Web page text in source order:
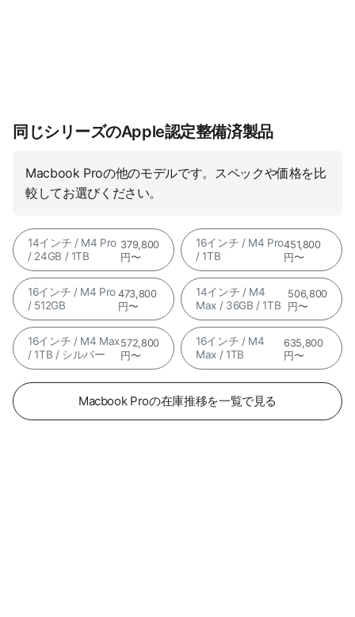
同じシリーズのApple認定整備済製品
Macbook Proの他のモデルです。スペックや価格を比
較してお選びください。
14インチ / M4 Pro
/ 24GB / 1TB
379,800
円〜
16インチ / M4 Pro
/ 1TB
451,800
円〜
16インチ / M4 Pro
/ 512GB
473,800
円〜
14インチ / M4
Max / 36GB / 1TB
506,800
円〜
16インチ / M4 Max
/ 1TB / シルバー
572,800
円〜
16インチ / M4
Max / 1TB
635,800
円〜
Macbook Proの在庫推移を一覧で見る